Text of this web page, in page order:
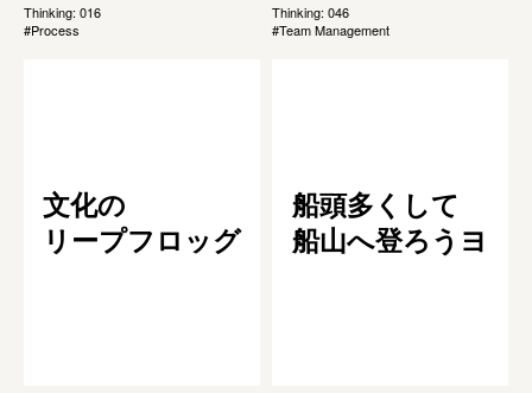
Thinking: 016
#Process
Thinking: 046
#Team Management
文化の
リープフロッグ
船頭多くして
船山へ登ろうヨ